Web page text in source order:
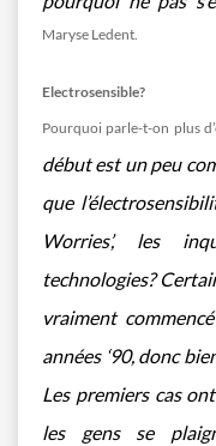
Maryse Ledent.
Electrosensible?
Pourquoi parle-t-on plus
début est un peu
que
Worries’, les
technologies?
vraiment
années ‘90, donc
Les premiers cas
les gens se